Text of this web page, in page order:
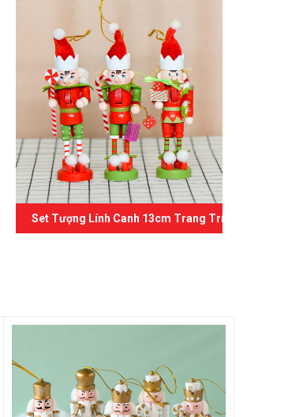
Set Tượng Lính Canh 13cm Trang Trí Giáng Sinh 02